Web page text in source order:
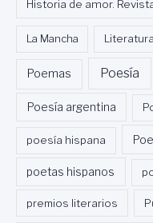
Historia de amor.
La Mancha Literatura
Poemas Poesía
Poesía argentina
poesía hispana
poetas hispanos
premios literarios